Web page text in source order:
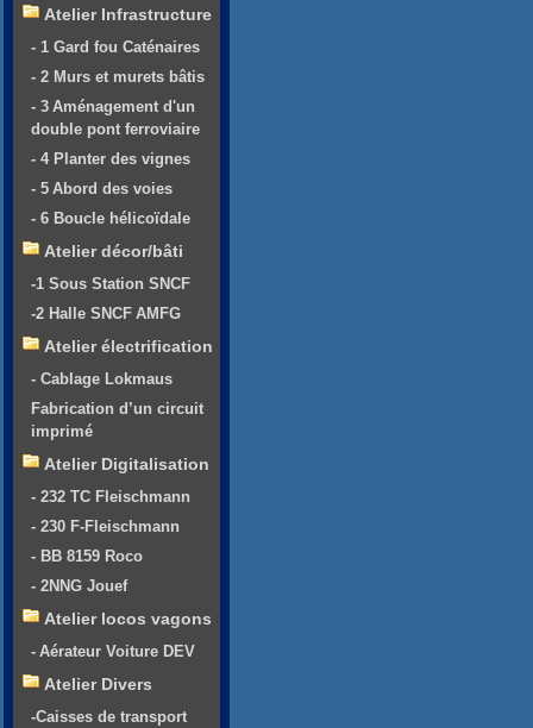
Atelier Infrastructure
- 1 Gard fou Caténaires
- 2 Murs et murets bâtis
- 3 Aménagement d'un
double pont ferroviaire
- 4 Planter des vignes
- 5 Abord des voies
- 6 Boucle hélicoïdale
Atelier décor/bâti
-1 Sous Station SNCF
-2 Halle SNCF AMFG
Atelier électrification
- Cablage Lokmaus
Fabrication d’un circuit
imprimé
Atelier Digitalisation
- 232 TC Fleischmann
- 230 F-Fleischmann
- BB 8159 Roco
- 2NNG Jouef
Atelier locos vagons
- Aérateur Voiture DEV
Atelier Divers
-Caisses de transport